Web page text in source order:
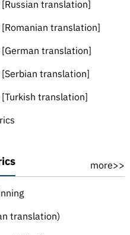
[Russian translation]
[Romanian translation]
[German translation]
[Serbian translation]
[Turkish translation]
more>>
translation)